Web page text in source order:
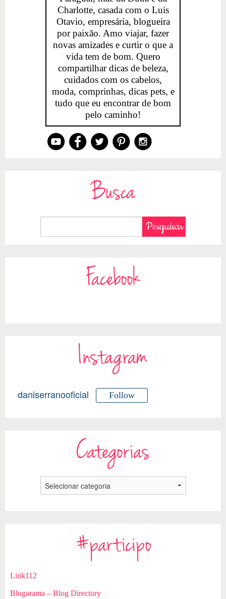
Charlotte, casada com o Luis
Otavio, empresária, blogueira
por paixão. Amo viajar, fazer
novas amizades e curtir o que a
vida tem de bom. Quero
compartilhar dicas de beleza,
cuidados com os cabelos,
moda, comprinhas, dicas pets, e
tudo que eu encontrar de bom
pelo caminho!
Busca
Facebook
Instagram
daniserranooficial Follow
Categorias
#participo
Link112
Blogarama – Blog Directory